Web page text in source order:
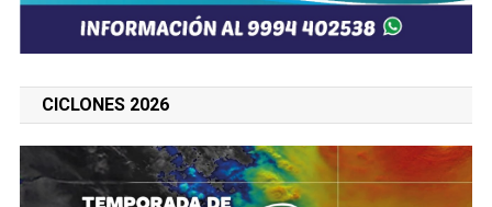
CICLONES 2026